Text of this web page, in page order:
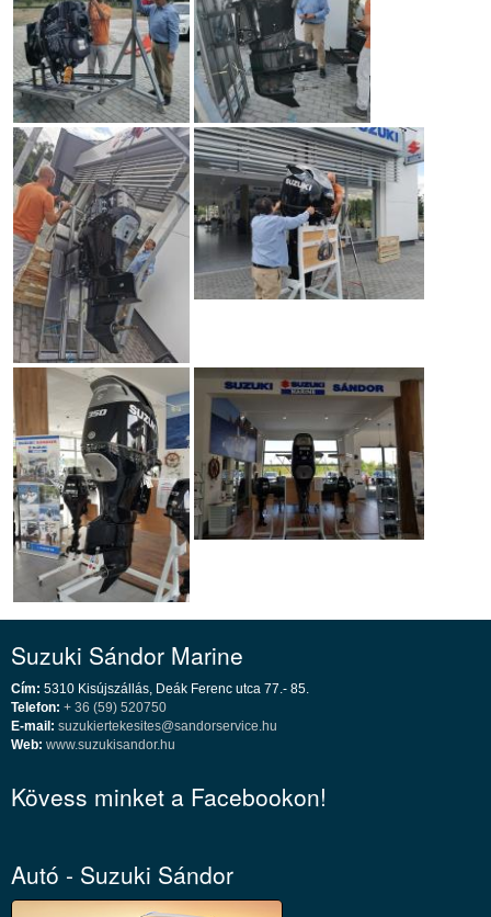
Suzuki Sándor Marine
Cím: 5310 Kisújszállás, Deák Ferenc utca 77.- 85.
Telefon: + 36 (59) 520750
E-mail: suzukiertekesites@sandorservice.hu
Web: www.suzukisandor.hu
Kövess minket a Facebookon!
Autó - Suzuki Sándor